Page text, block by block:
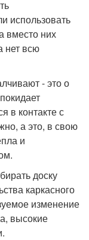
использовать
вместо них
нет всю
- это о
в контакте с
а это, в свою
и
доску
каркасного
изменение
высокие